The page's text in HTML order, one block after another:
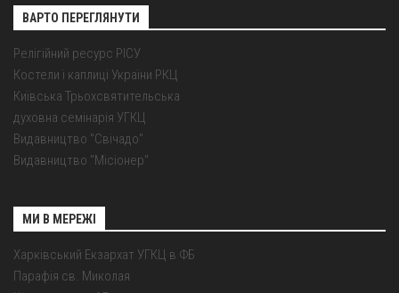
ВАРТО ПЕРЕГЛЯНУТИ
Релігійний ресурс РІСУ
Костели і каплиці України РКЦ
Київська Трьохсвятительська
духовна семінарія УГКЦ
Видавництво "Свічадо"
Видавництво "Місіонер"
МИ В МЕРЕЖІ
Харківський Екзархат УГКЦ в ФБ
Парафія св. Миколая